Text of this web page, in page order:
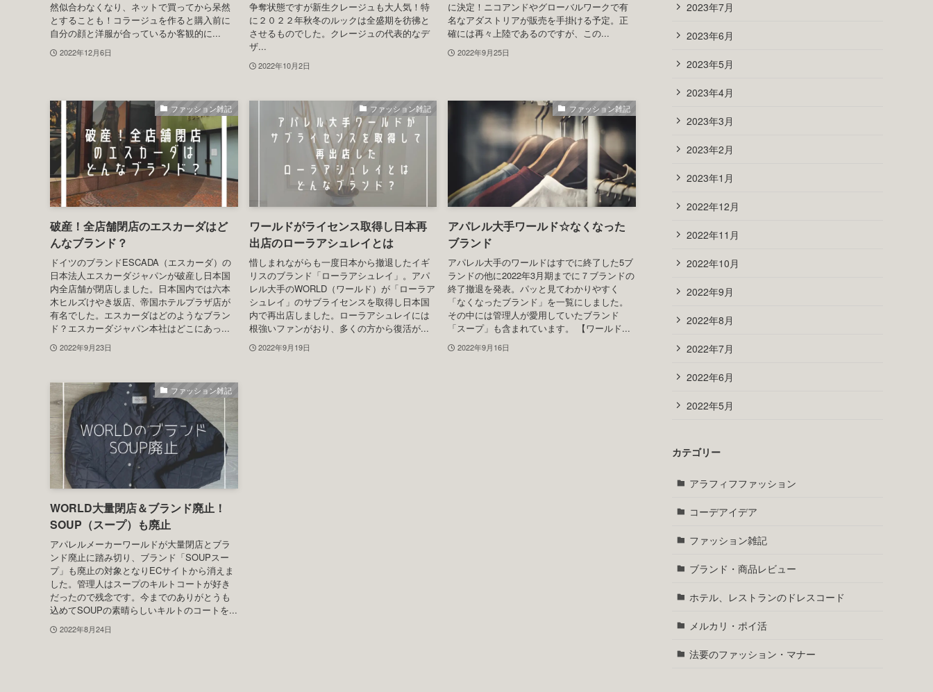
然似合わなくなり、ネットで買ってから呆然
とすることも！コラージュを作ると購入前に
自分の顔と洋服が合っているか客観的に...
2022年12月6日
争奪状態ですが新生クレージュも大人気！特
に２０２２年秋冬のルックは全盛期を彷彿と
させるものでした。クレージュの代表的なデ
ザ...
2022年10月2日
に決定！ニコアンドやグローバルワークで有
名なアダストリアが販売を手掛ける予定。正
確には再々上陸であるのですが、この...
2022年9月25日
ファッション雑記
破産！全店舗閉店のエスカーダはど
んなブランド？
ドイツのブランドESCADA（エスカーダ）の
日本法人エスカーダジャパンが破産し日本国
内全店舗が閉店しました。日本国内では六本
木ヒルズけやき坂店、帝国ホテルプラザ店が
有名でした。エスカーダはどのようなブラン
ド？エスカーダジャパン本社はどこにあっ...
2022年9月23日
ファッション雑記
ワールドがライセンス取得し日本再
出店のローラアシュレイとは
惜しまれながらも一度日本から撤退したイギ
リスのブランド「ローラアシュレイ」。アパ
レル大手のWORLD（ワールド）が「ローラア
シュレイ」のサブライセンスを取得し日本国
内で再出店しました。ローラアシュレイには
根強いファンがおり、多くの方から復活が...
2022年9月19日
ファッション雑記
アパレル大手ワールド☆なくなった
ブランド
アパレル大手のワールドはすでに終了した5ブ
ランドの他に2022年3月期までに７ブランドの
終了撤退を発表。パッと見てわかりやすく
「なくなったブランド」を一覧にしました。
その中には管理人が愛用していたブランド
「スープ」も含まれています。 【ワールド...
2022年9月16日
ファッション雑記
WORLD大量閉店＆ブランド廃止！
SOUP（スープ）も廃止
アパレルメーカーワールドが大量閉店とブラ
ンド廃止に踏み切り、ブランド「SOUPスー
プ」も廃止の対象となりECサイトから消えま
した。管理人はスープのキルトコートが好き
だったので残念です。今までのありがとうも
込めてSOUPの素晴らしいキルトのコートを...
2022年8月24日
2023年7月
2023年6月
2023年5月
2023年4月
2023年3月
2023年2月
2023年1月
2022年12月
2022年11月
2022年10月
2022年9月
2022年8月
2022年7月
2022年6月
2022年5月
カテゴリー
アラフィフファッション
コーデアイデア
ファッション雑記
ブランド・商品レビュー
ホテル、レストランのドレスコード
メルカリ・ポイ活
法要のファッション・マナー